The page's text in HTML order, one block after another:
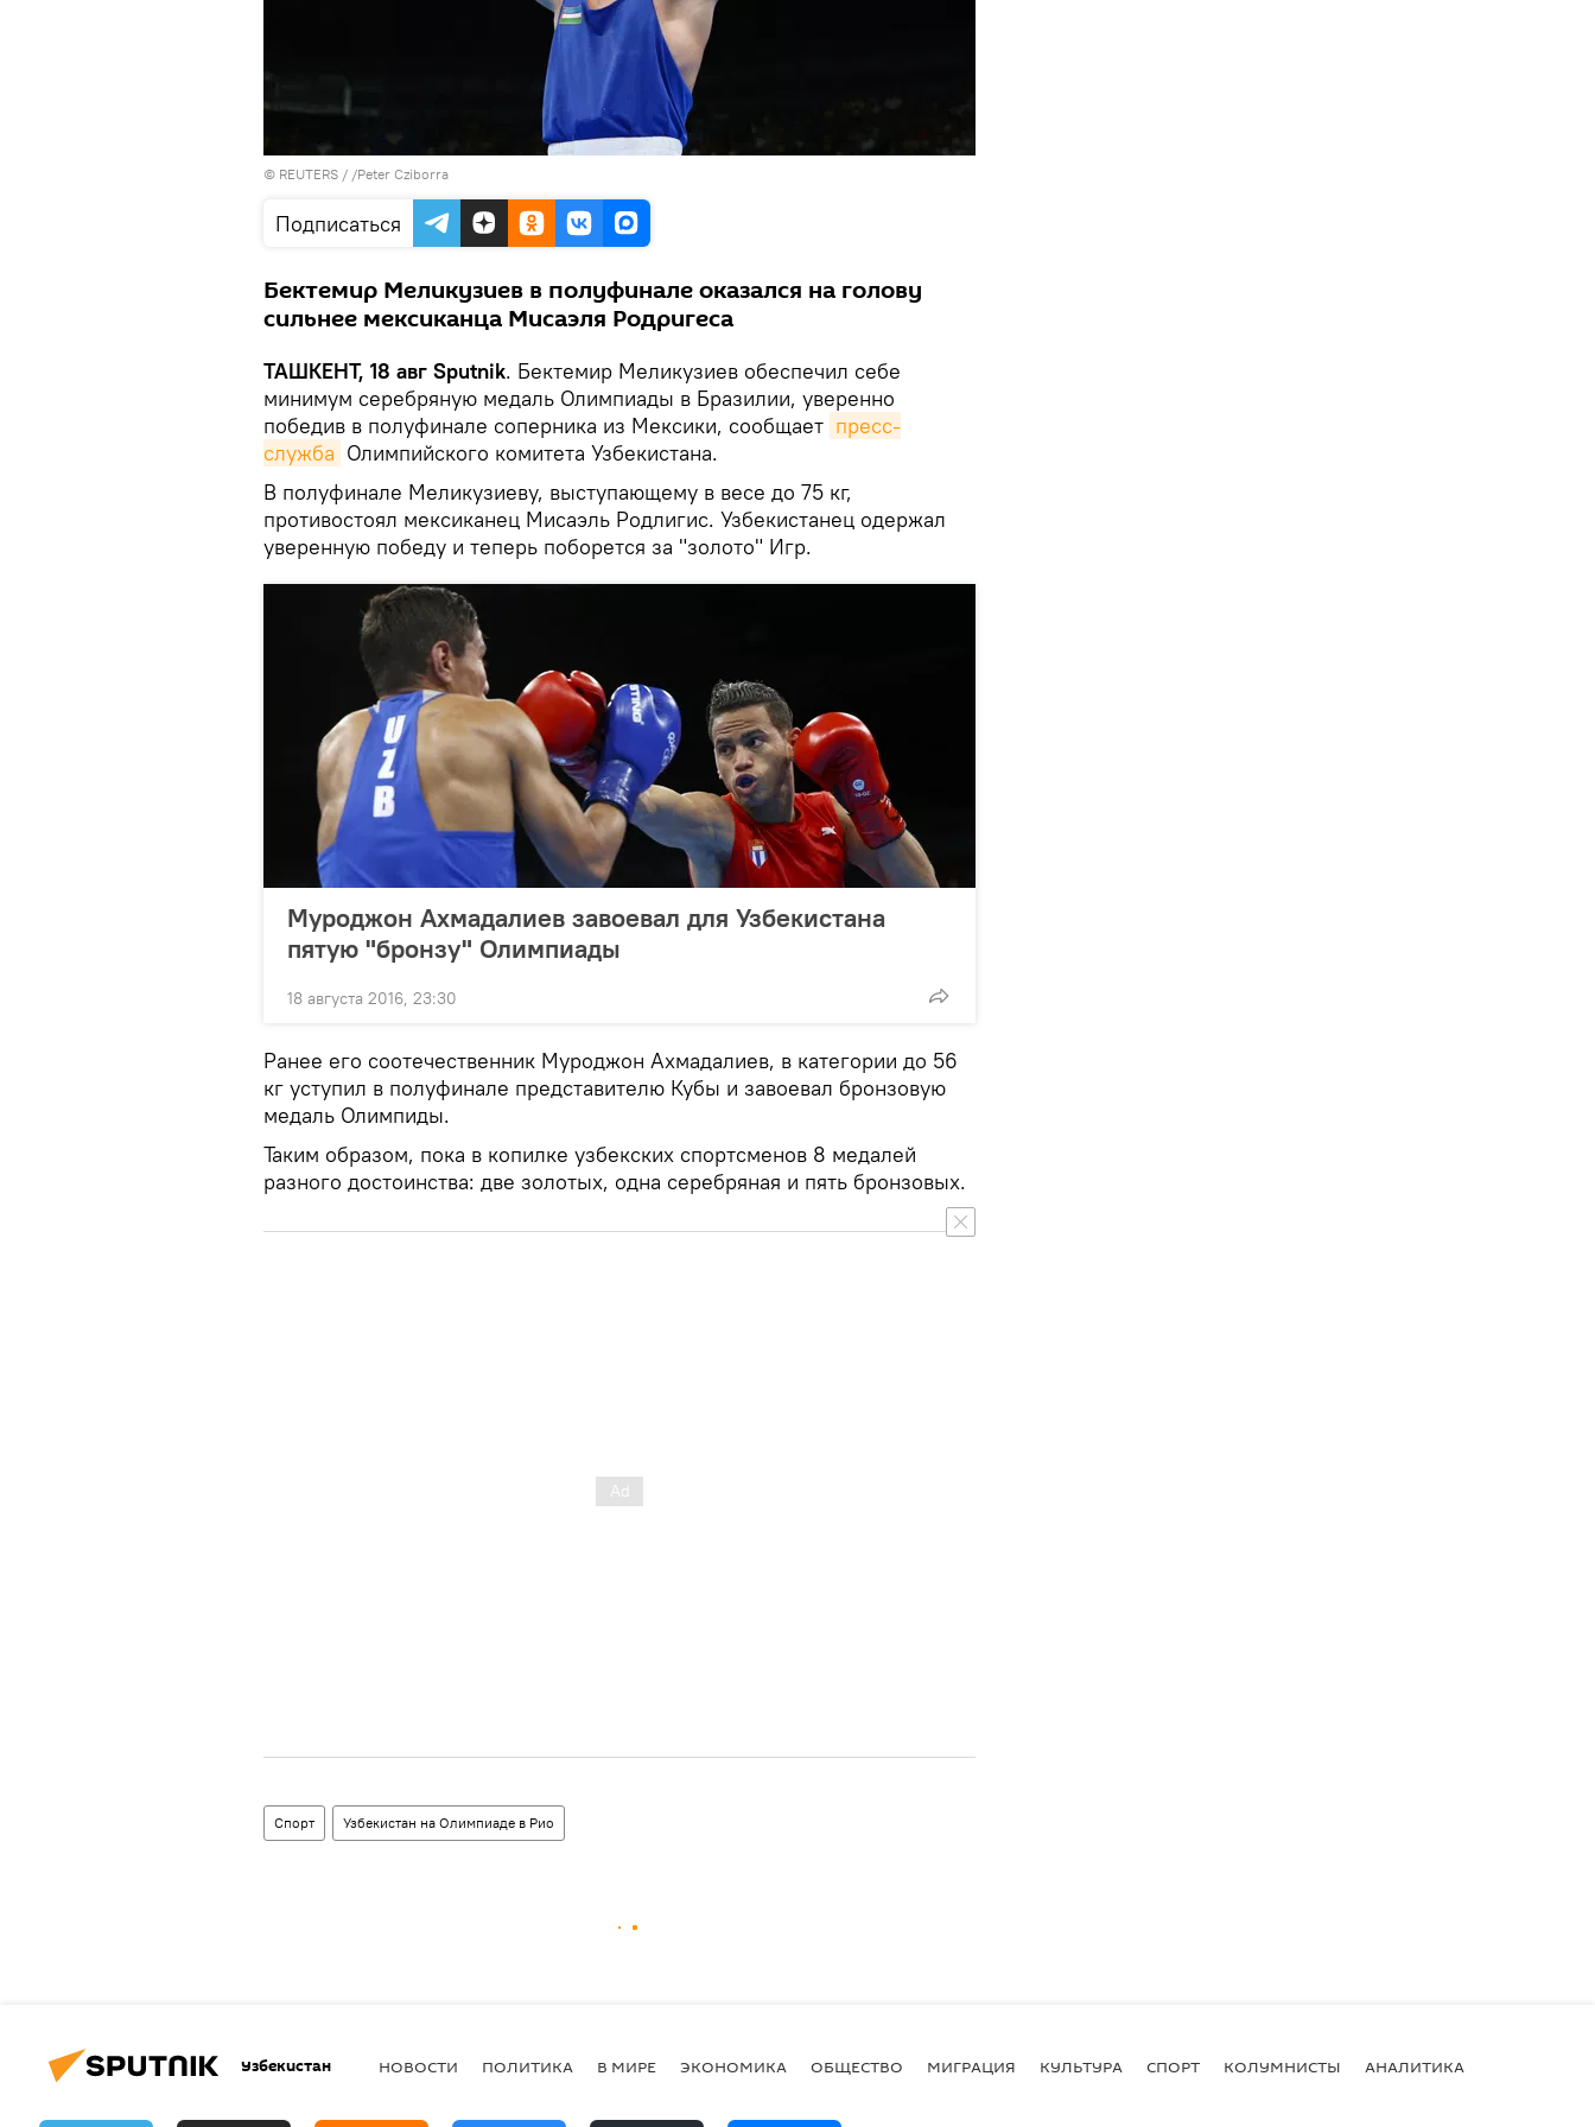
© REUTERS / /Peter Cziborra
Подписаться
Бектемир Меликузиев в полуфинале оказался на голову
сильнее мексиканца Мисаэля Родригеса
ТАШКЕНТ, 18 авг Sputnik. Бектемир Меликузиев обеспечил себе
минимум серебряную медаль Олимпиады в Бразилии, уверенно
победив в полуфинале соперника из Мексики, сообщает пресс-
служба Олимпийского комитета Узбекистана.
В полуфинале Меликузиеву, выступающему в весе до 75 кг,
противостоял мексиканец Мисаэль Родлигис. Узбекистанец одержал
уверенную победу и теперь поборется за "золото" Игр.
Муроджон Ахмадалиев завоевал для Узбекистана
пятую "бронзу" Олимпиады
18 августа 2016, 23:30
Ранее его соотечественник Муроджон Ахмадалиев, в категории до 56
кг уступил в полуфинале представителю Кубы и завоевал бронзовую
медаль Олимпиды.
Таким образом, пока в копилке узбекских спортсменов 8 медалей
разного достоинства: две золотых, одна серебряная и пять бронзовых.
Спорт Узбекистан на Олимпиаде в Рио
Узбекистан НОВОСТИ ПОЛИТИКА В МИРЕ ЭКОНОМИКА ОБЩЕСТВО МИГРАЦИЯ КУЛЬТУРА СПОРТ КОЛУМНИСТЫ АНАЛИТИКА